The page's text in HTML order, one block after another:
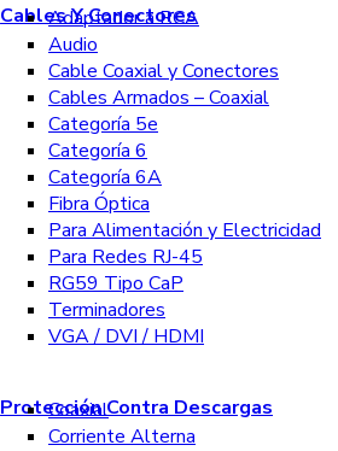
Cables Y Conectores
Adaptador a RCA
Audio
Cable Coaxial y Conectores
Cables Armados – Coaxial
Categoría 5e
Categoría 6
Categoría 6A
Fibra Óptica
Para Alimentación y Electricidad
Para Redes RJ-45
RG59 Tipo CaP
Terminadores
VGA / DVI / HDMI
Protección Contra Descargas
Coaxial
Corriente Alterna